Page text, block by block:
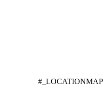
#_LOCATIONMAP